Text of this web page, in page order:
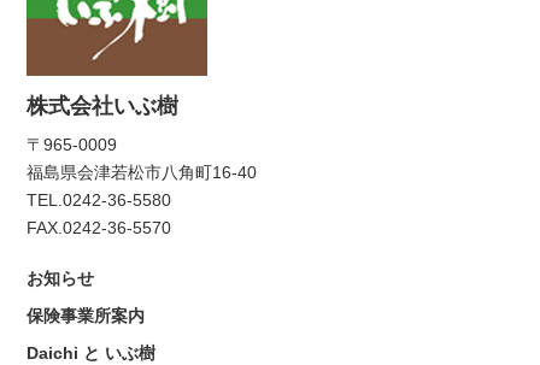
株式会社いぶ樹
〒965-0009
福島県会津若松市八角町16-40
TEL.0242-36-5580
FAX.0242-36-5570
お知らせ
保険事業所案内
Daichi と いぶ樹